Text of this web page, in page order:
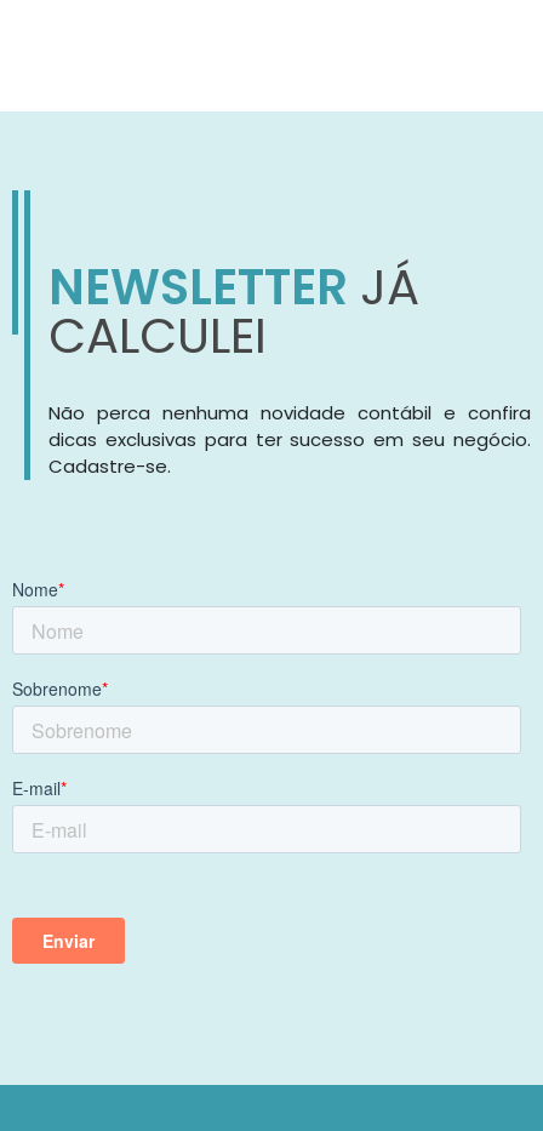
NEWSLETTER JÁ
CALCULEI
Não perca nenhuma novidade contábil e confira
dicas exclusivas para ter sucesso em seu negócio.
Cadastre-se.